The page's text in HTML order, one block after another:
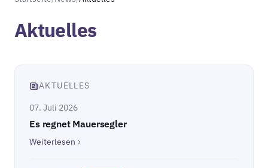
Aktuelles
AKTUELLES
07. Juli 2026
Es regnet Mauersegler
Weiterlesen